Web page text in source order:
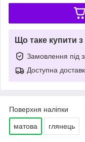
Що таке купити
Замовлення під
Доступна
Поверхня наліпки
матова глянець